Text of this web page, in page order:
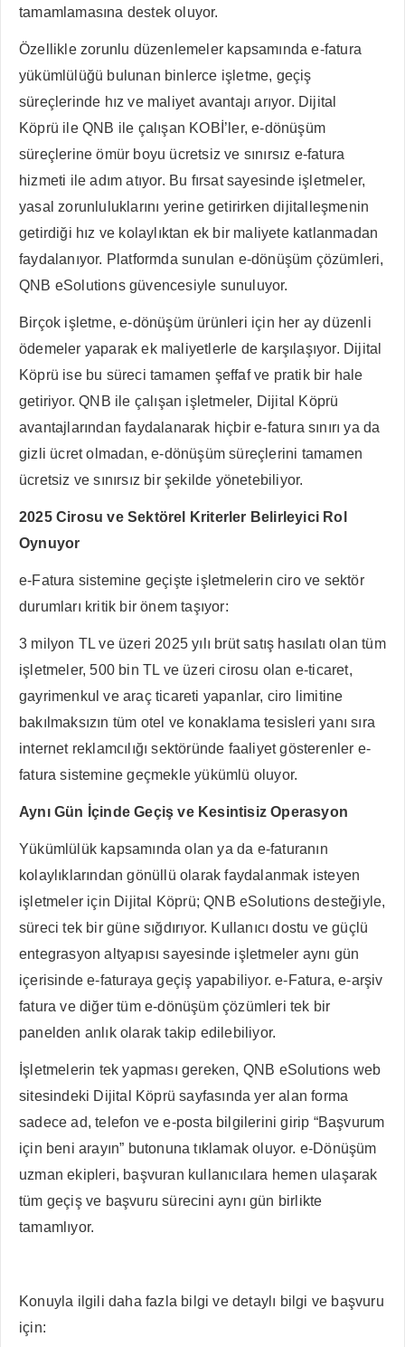
tamamlamasına destek oluyor.
Özellikle zorunlu düzenlemeler kapsamında e-fatura
yükümlülüğü bulunan binlerce işletme, geçiş
süreçlerinde hız ve maliyet avantajı arıyor. Dijital
Köprü ile QNB ile çalışan KOBİ’ler, e-dönüşüm
süreçlerine ömür boyu ücretsiz ve sınırsız e-fatura
hizmeti ile adım atıyor. Bu fırsat sayesinde işletmeler,
yasal zorunluluklarını yerine getirirken dijitalleşmenin
getirdiği hız ve kolaylıktan ek bir maliyete katlanmadan
faydalanıyor. Platformda sunulan e-dönüşüm çözümleri,
QNB eSolutions güvencesiyle sunuluyor.
Birçok işletme, e-dönüşüm ürünleri için her ay düzenli
ödemeler yaparak ek maliyetlerle de karşılaşıyor. Dijital
Köprü ise bu süreci tamamen şeffaf ve pratik bir hale
getiriyor. QNB ile çalışan işletmeler, Dijital Köprü
avantajlarından faydalanarak hiçbir e-fatura sınırı ya da
gizli ücret olmadan, e-dönüşüm süreçlerini tamamen
ücretsiz ve sınırsız bir şekilde yönetebiliyor.
2025 Cirosu ve Sektörel Kriterler Belirleyici Rol
Oynuyor
e-Fatura sistemine geçişte işletmelerin ciro ve sektör
durumları kritik bir önem taşıyor:
3 milyon TL ve üzeri 2025 yılı brüt satış hasılatı olan tüm
işletmeler, 500 bin TL ve üzeri cirosu olan e-ticaret,
gayrimenkul ve araç ticareti yapanlar, ciro limitine
bakılmaksızın tüm otel ve konaklama tesisleri yanı sıra
internet reklamcılığı sektöründe faaliyet gösterenler e-
fatura sistemine geçmekle yükümlü oluyor.
Aynı Gün İçinde Geçiş ve Kesintisiz Operasyon
Yükümlülük kapsamında olan ya da e-faturanın
kolaylıklarından gönüllü olarak faydalanmak isteyen
işletmeler için Dijital Köprü; QNB eSolutions desteğiyle,
süreci tek bir güne sığdırıyor. Kullanıcı dostu ve güçlü
entegrasyon altyapısı sayesinde işletmeler aynı gün
içerisinde e-faturaya geçiş yapabiliyor. e-Fatura, e-arşiv
fatura ve diğer tüm e-dönüşüm çözümleri tek bir
panelden anlık olarak takip edilebiliyor.
İşletmelerin tek yapması gereken, QNB eSolutions web
sitesindeki Dijital Köprü sayfasında yer alan forma
sadece ad, telefon ve e-posta bilgilerini girip “Başvurum
için beni arayın” butonuna tıklamak oluyor. e-Dönüşüm
uzman ekipleri, başvuran kullanıcılara hemen ulaşarak
tüm geçiş ve başvuru sürecini aynı gün birlikte
tamamlıyor.
Konuyla ilgili daha fazla bilgi ve detaylı bilgi ve başvuru
için: